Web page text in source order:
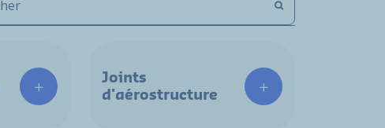
Joints
d'aérostructure